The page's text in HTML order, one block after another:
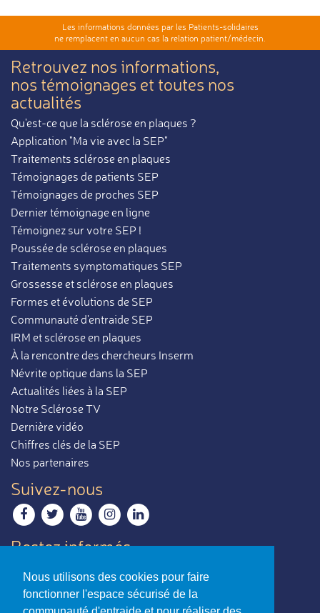
Nous utilisons des cookies pour faire
fonctionner l'espace sécurisé de la
Les informations données par les Patients-solidaires
ne remplacent en aucun cas la relation patient/médecin.
Retrouvez nos informations,
nos témoignages et toutes nos
actualités
Qu'est-ce que la sclérose en plaques ?
Application "Ma vie avec la SEP"
Traitements sclérose en plaques
Témoignages de patients SEP
Témoignages de proches SEP
Dernier témoignage en ligne
Témoignez sur votre SEP !
Poussée de sclérose en plaques
Traitements symptomatiques SEP
Grossesse et sclérose en plaques
Formes et évolutions de SEP
Communauté d'entraide SEP
IRM et sclérose en plaques
À la rencontre des chercheurs Inserm
Névrite optique dans la SEP
Actualités liées à la SEP
Notre Sclérose TV
Dernière vidéo
Chiffres clés de la SEP
Nos partenaires
Suivez-nous
Restez informés
Contactez-nous
Envoyer un e-mail